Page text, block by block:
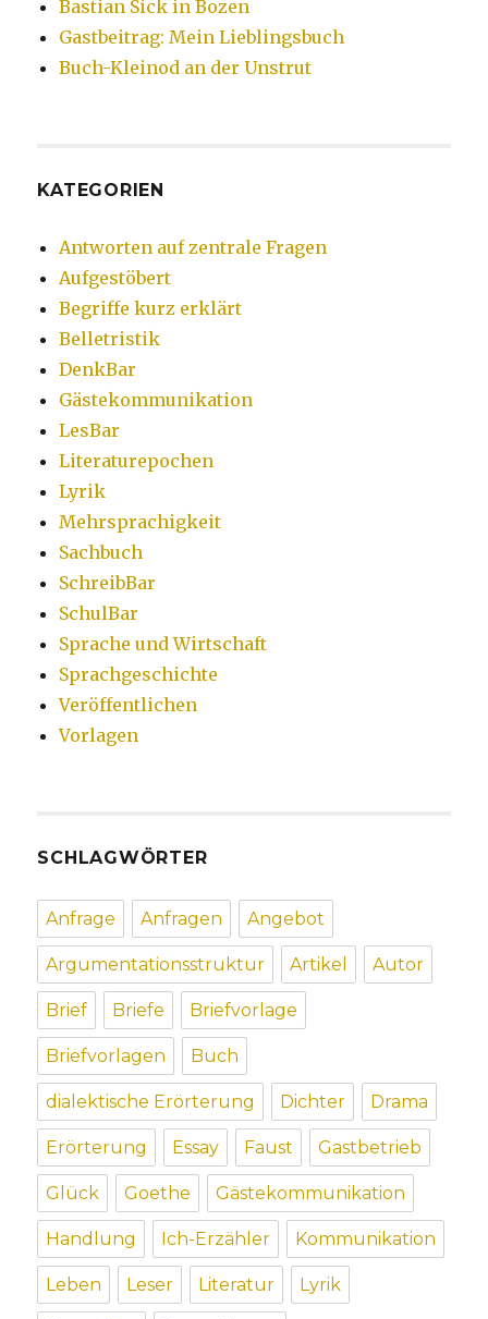
Bastian Sick in Bozen
Gastbeitrag: Mein Lieblingsbuch
Buch-Kleinod an der Unstrut
KATEGORIEN
Antworten auf zentrale Fragen
Aufgestöbert
Begriffe kurz erklärt
Belletristik
DenkBar
Gästekommunikation
LesBar
Literaturepochen
Lyrik
Mehrsprachigkeit
Sachbuch
SchreibBar
SchulBar
Sprache und Wirtschaft
Sprachgeschichte
Veröffentlichen
Vorlagen
SCHLAGWÖRTER
Anfrage Anfragen Angebot
Argumentationsstruktur Artikel Autor
Brief Briefe Briefvorlage
Briefvorlagen Buch
dialektische Erörterung Dichter Drama
Erörterung Essay Faust Gastbetrieb
Glück Goethe Gästekommunikation
Handlung Ich-Erzähler Kommunikation
Leben Leser Literatur Lyrik